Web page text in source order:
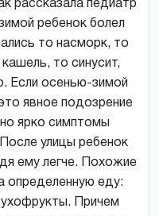
рассказала педиатр
ребенок болел
то насморк, то
то синусит,
Если осенью-зимой
явное подозрение
ярко симптомы
улицы ребенок
ему легче. Похожие
определенную еду:
Причем